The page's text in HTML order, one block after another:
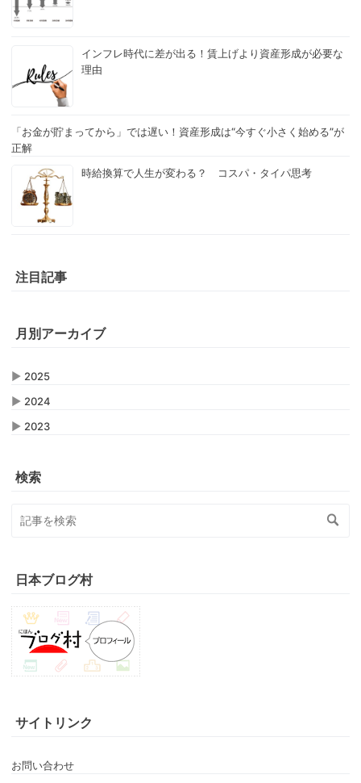
インフレ時代に差が出る！賃上げより資産形成が必要な
理由
「お金が貯まってから」では遅い！資産形成は“今すぐ小さく始める”が
正解
時給換算で人生が変わる？ コスパ・タイパ思考
注目記事
月別アーカイブ
▶ 2025
▶ 2024
▶ 2023
検索
日本ブログ村
サイトリンク
お問い合わせ